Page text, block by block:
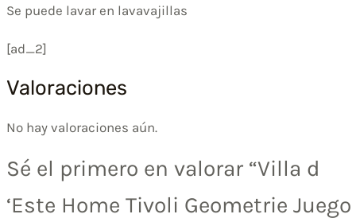
Se puede lavar en lavavajillas
[ad_2]
Valoraciones
No hay valoraciones aún.
Sé el primero en valorar “Villa d
‘Este Home Tivoli Geometrie Juego